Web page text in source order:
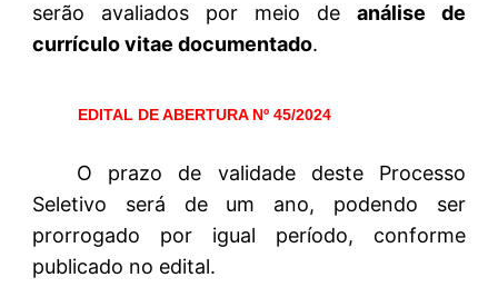
serão avaliados por meio de análise de
currículo vitae documentado.
EDITAL DE ABERTURA Nº 45/2024
O prazo de validade deste Processo
Seletivo será de um ano, podendo ser
prorrogado por igual período, conforme
publicado no edital.